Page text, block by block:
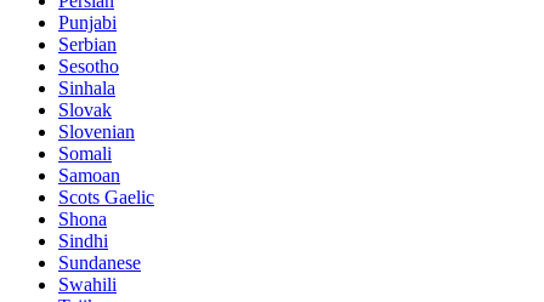
Punjabi
Serbian
Sesotho
Sinhala
Slovak
Slovenian
Somali
Samoan
Scots Gaelic
Shona
Sindhi
Sundanese
Swahili